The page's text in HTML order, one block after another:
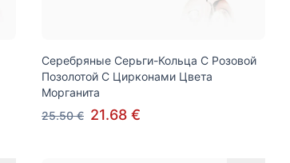
Серебряные Серьги-Кольца С Розовой
Позолотой С Цирконами Цвета
Морганита
25.50 € 21.68 €